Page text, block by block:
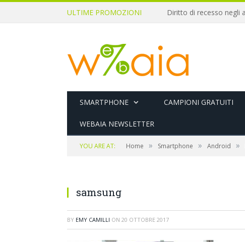
ULTIME PROMOZIONI
SMARTPHONE CAMPIONI GRATUITI
WEBAIA NEWSLETTER
YOU ARE AT: Home » Smartphone » Android »
samsung
BY EMY CAMILLI ON 20 OTTOBRE 2017